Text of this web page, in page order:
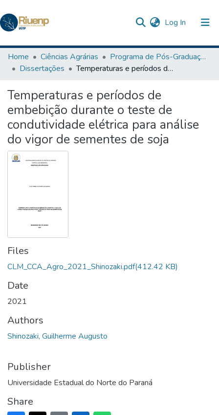
Log In (current)
Communities & Collections
Browse DSpace
Statistics
Home Ciências Agrárias
Programa de Pós-Graduação em Agronomia
Dissertações
Temperaturas e períodos de embebição durante o teste de condutividade elétrica para análise do vigor de sementes de soja
Temperaturas e períodos de
embebição durante o teste de
condutividade elétrica para análise
do vigor de sementes de soja
Files
CLM_CCA_Agro_2021_Shinozaki.pdf(412.42 KB)
Date
2021
Authors
Shinozaki, Guilherme Augusto
Publisher
Universidade Estadual do Norte do Paraná
Share